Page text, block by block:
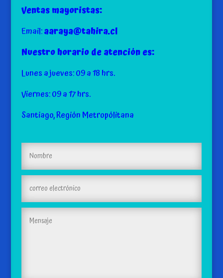
Ventas mayoristas:
Email:aaraya@tahira.cl
Nuestro horario de atención es:
Lunes a jueves: 09 a 18 hrs.
Viernes: 09 a 17 hrs.
Santiago, Región Metropólitana